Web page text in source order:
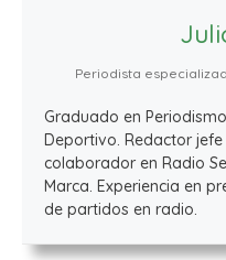
Periodista
Graduado en
Deportivo. Redactor
colaborador en Radio
Marca. Experiencia en
de partidos en radio.